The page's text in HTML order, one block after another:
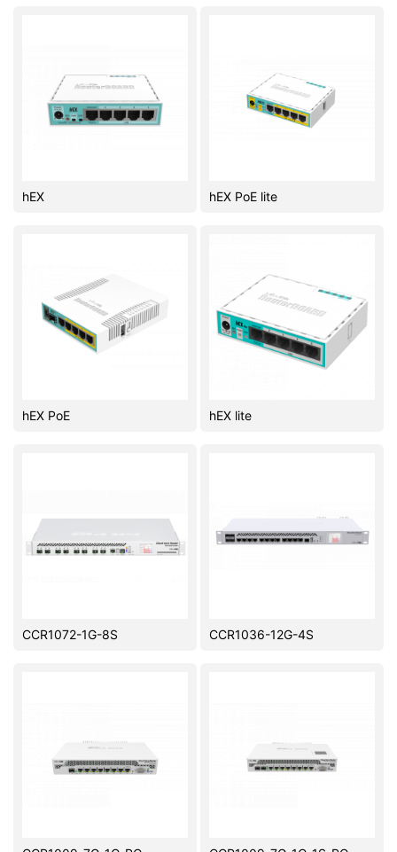
hEX hEX PoE lite
hEX PoE hEX lite
CCR1072-1G-8S CCR1036-12G-4S